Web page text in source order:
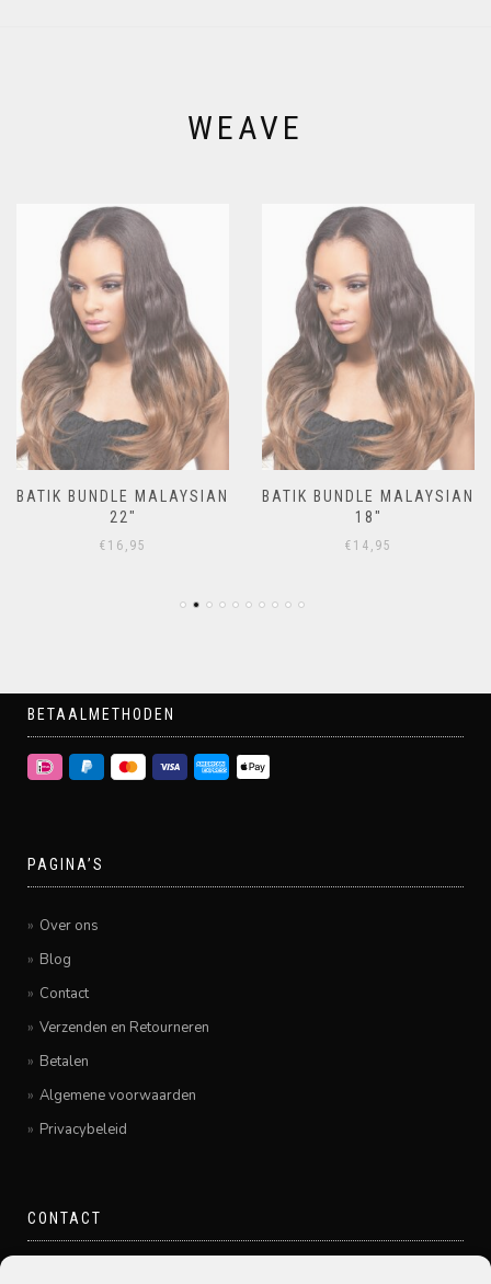
WEAVE
BATIK BUNDLE MALAYSIAN
22″
€ 16,95
BATIK BUNDLE MALAYSIAN
18″
€ 14,95
BETAALMETHODEN
PAGINA’S
Over ons
Blog
Contact
Verzenden en Retourneren
Betalen
Algemene voorwaarden
Privacybeleid
CONTACT